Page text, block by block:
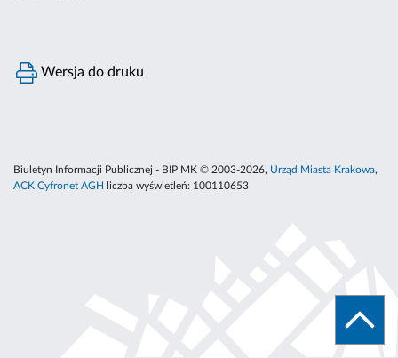
Wersja do druku
Biuletyn Informacji Publicznej - BIP MK © 2003-2026, Urząd Miasta Krakowa,
ACK Cyfronet AGH
liczba wyświetleń: 100110653